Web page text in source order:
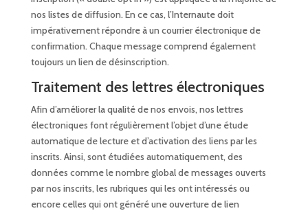
nos listes de diffusion. En ce cas, l’Internaute doit
impérativement répondre à un courrier électronique de
confirmation. Chaque message comprend également
toujours un lien de désinscription.
Traitement des lettres électroniques
Afin d’améliorer la qualité de nos envois, nos lettres
électroniques font régulièrement l’objet d’une étude
automatique de lecture et d’activation des liens par les
inscrits. Ainsi, sont étudiées automatiquement, des
données comme le nombre global de messages ouverts
par nos inscrits, les rubriques qui les ont intéressés ou
encore celles qui ont généré une ouverture de lien